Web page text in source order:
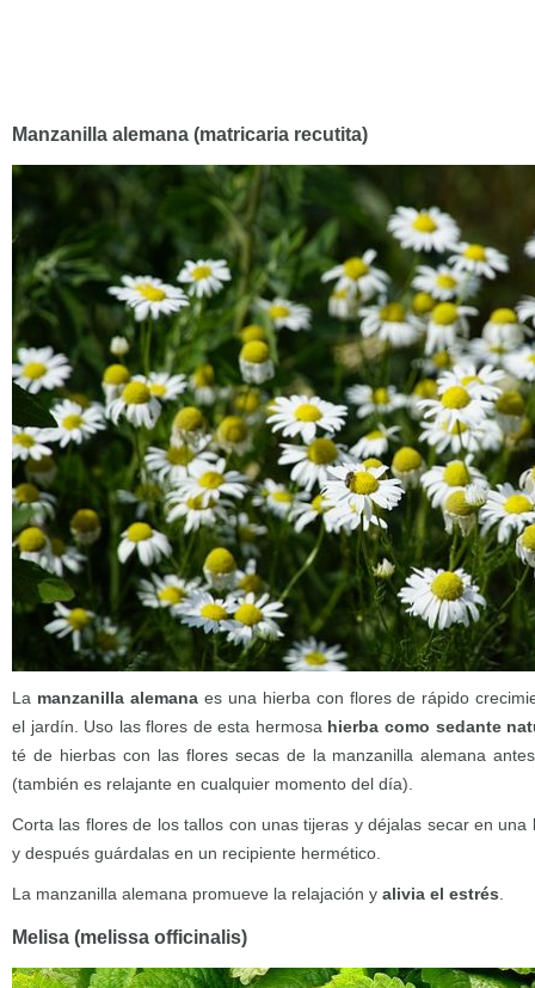
Manzanilla alemana (matricaria recutita)
La manzanilla alemanaes una hierba con flores de rápido
el jardín. Uso las flores de esta hermosa hierba como sedante
té de hierbas con las flores secas de la manzanilla alemana
(también es relajante en cualquier momento del día).
Corta las flores de los tallos con unas tijeras y déjalas secar en
y después guárdalas en un recipiente hermético.
La manzanilla alemana promueve la relajación y alivia el estrés
Melisa (melissa officinalis)